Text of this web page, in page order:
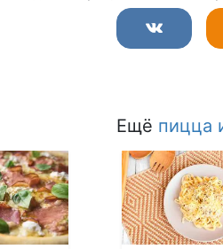
Ещё пицца